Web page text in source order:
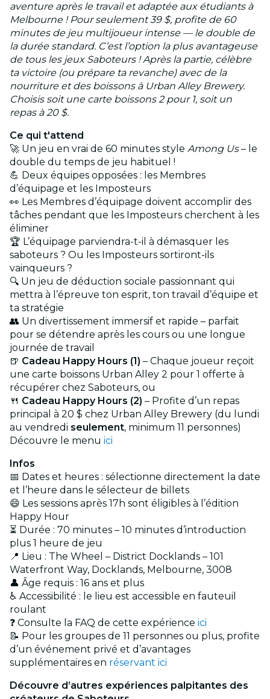
aventure après le travail et adaptée aux étudiants à
Melbourne ! Pour seulement 39 $, profite de 60
minutes de jeu multijoueur intense — le double de
la durée standard. C’est l’option la plus avantageuse
de tous les jeux Saboteurs ! Après la partie, célèbre
ta victoire (ou prépare ta revanche) avec de la
nourriture et des boissons à Urban Alley Brewery.
Choisis soit une carte boissons 2 pour 1, soit un
repas à 20 $.
Ce qui t'attend
🚀 Un jeu en vrai de 60 minutes style Among Us– le
double du temps de jeu habituel !
💪 Deux équipes opposées : les Membres
d’équipage et les Imposteurs
👀 Les Membres d’équipage doivent accomplir des
tâches pendant que les Imposteurs cherchent à les
éliminer
🏆 L’équipage parviendra-t-il à démasquer les
saboteurs ? Ou les Imposteurs sortiront-ils
vainqueurs ?
🔍 Un jeu de déduction sociale passionnant qui
mettra à l’épreuve ton esprit, ton travail d’équipe et
ta stratégie
👥 Un divertissement immersif et rapide – parfait
pour se détendre après les cours ou une longue
journée de travail
🍺 Cadeau Happy Hours (1) – Chaque joueur reçoit
une carte boissons Urban Alley 2 pour 1 offerte à
récupérer chez Saboteurs, ou
🍴 Cadeau Happy Hours (2) – Profite d’un repas
principal à 20 $ chez Urban Alley Brewery (du lundi
au vendredi seulement, minimum 11 personnes)
Découvre le menu ici
Infos
📅 Dates et heures : sélectionne directement la date
et l’heure dans le sélecteur de billets
😄 Les sessions après 17h sont éligibles à l’édition
Happy Hour
⏳ Durée : 70 minutes – 10 minutes d’introduction
plus 1 heure de jeu
📍 Lieu : The Wheel – District Docklands – 101
Waterfront Way, Docklands, Melbourne, 3008
👤 Âge requis : 16 ans et plus
♿ Accessibilité : le lieu est accessible en fauteuil
roulant
❓ Consulte la FAQ de cette expérience ici
📝 Pour les groupes de 11 personnes ou plus, profite
d’un événement privé et d’avantages
supplémentaires en réservant ici
Découvre d’autres expériences palpitantes des